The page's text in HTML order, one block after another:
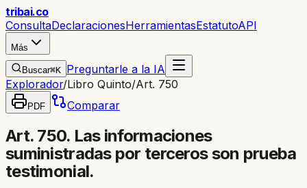
tribai.co
ConsultaDeclaracionesHerramientasEstatutoAPI
Más
Buscar⌘K Preguntarle a la IA
Explorador/Libro Quinto/Art. 750
PDF Comparar
Art. 750. Las informaciones
suministradas por terceros son prueba
testimonial.